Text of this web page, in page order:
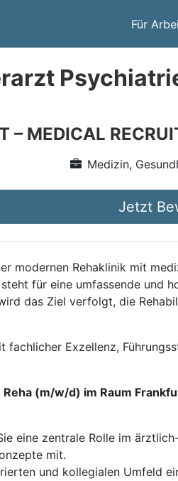
Für
– MEDICAL
Medizin,
Jetzt
modernen Rehaklinik mit
für eine umfassende und
das Ziel verfolgt, die
Exzellenz,
(m/w/d) im Raum
eine zentrale Rolle im
mit.
und kollegialen Umfeld